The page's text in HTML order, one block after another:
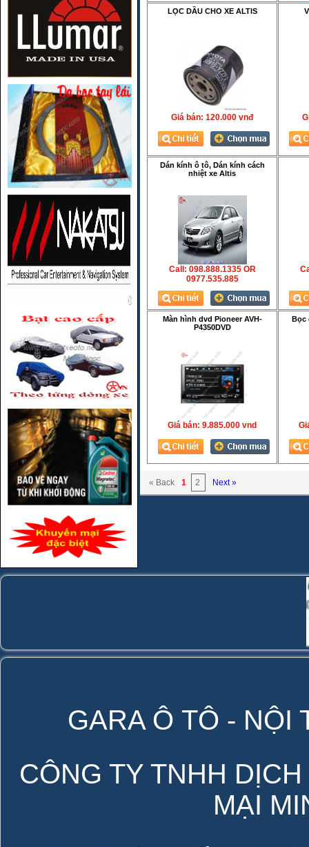
LỌC DẦU CHO XE ALTIS
Giá bán: 120.000 vnđ
Dán kính ô tô, Dán kính cách
nhiệt xe Altis
Call: 098.888.1335 OR
0977.535.885
Màn hình dvd Pioneer AVH-
P4350DVD
Giá bán: 9.885.000 vnd
Bọc
« Back 1 2 Next »
GARA Ô TÔ - NỘI
CÔNG TY TNHH
MẠI